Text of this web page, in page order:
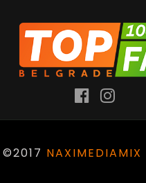
©2017 NAXIMEDIAMIX